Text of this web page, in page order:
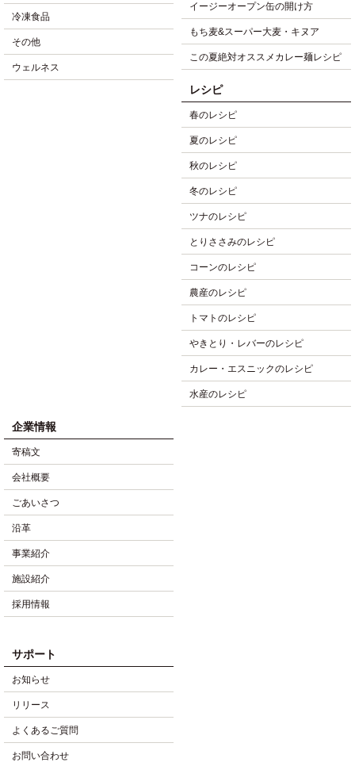
冷凍食品
その他
ウェルネス
イージーオープン缶の開け方
もち麦&スーパー大麦・キヌア
この夏絶対オススメカレー麺レシピ
レシピ
春のレシピ
夏のレシピ
秋のレシピ
冬のレシピ
ツナのレシピ
とりささみのレシピ
コーンのレシピ
農産のレシピ
トマトのレシピ
やきとり・レバーのレシピ
カレー・エスニックのレシピ
水産のレシピ
企業情報
寄稿文
会社概要
ごあいさつ
沿革
事業紹介
施設紹介
採用情報
サポート
お知らせ
リリース
よくあるご質問
お問い合わせ